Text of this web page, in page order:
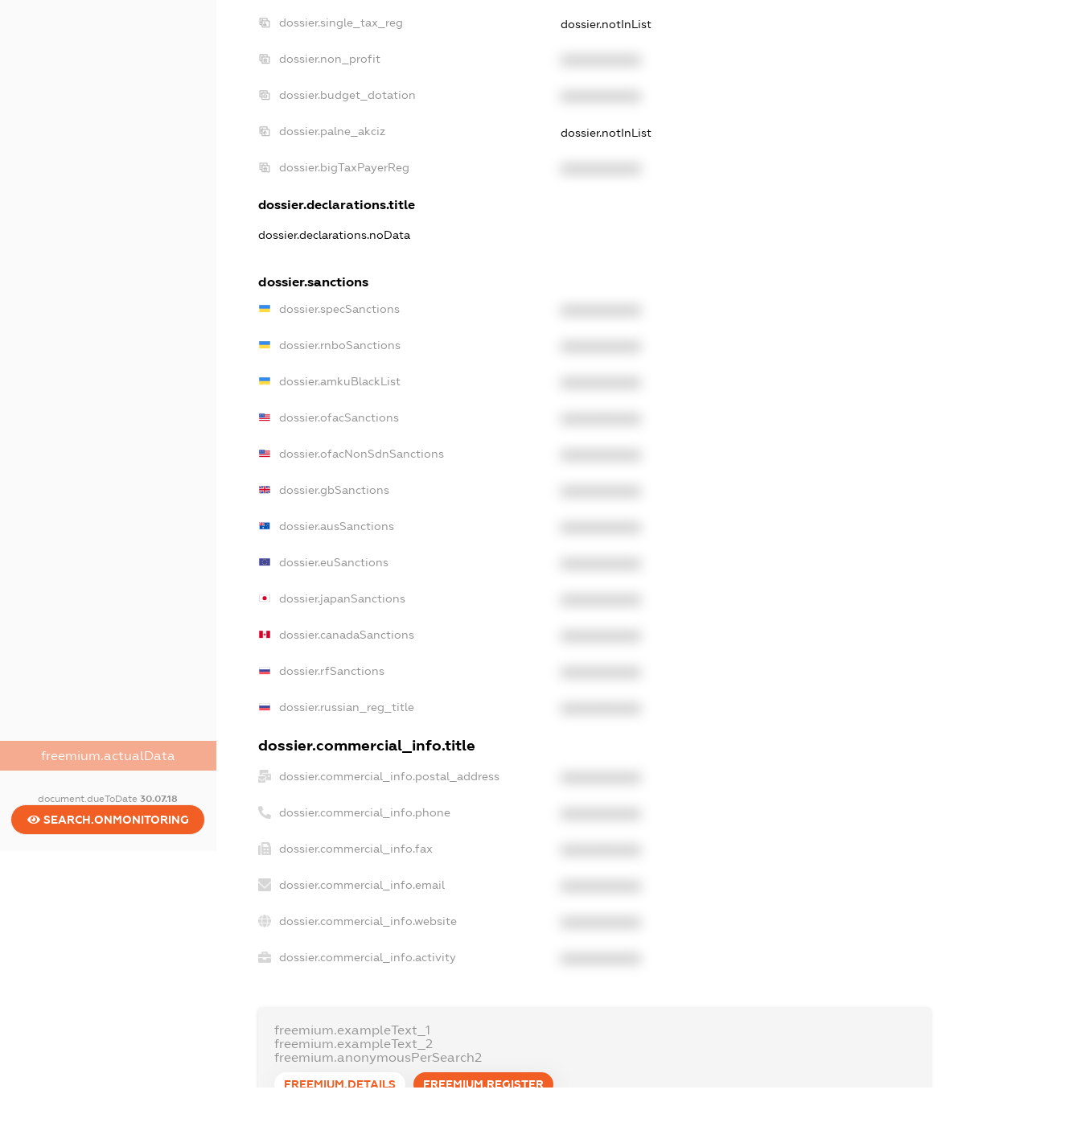
freemium.actualData
document.dueToDate30.07.18
SEARCH.ONMONITORING
dossier.single_tax_reg dossier.notInList
dossier.non_profit
dossier.budget_dotation
dossier.palne_akciz dossier.notInList
dossier.bigTaxPayerReg
dossier.declarations.title
dossier.declarations.noData
dossier.sanctions
dossier.specSanctions
dossier.rnboSanctions
dossier.amkuBlackList
dossier.ofacSanctions
dossier.ofacNonSdnSanctions
dossier.gbSanctions
dossier.ausSanctions
dossier.euSanctions
dossier.japanSanctions
dossier.canadaSanctions
dossier.rfSanctions
dossier.russian_reg_title
dossier.commercial_info.title
dossier.commercial_info.postal_address
dossier.commercial_info.phone
dossier.commercial_info.fax
dossier.commercial_info.email
dossier.commercial_info.website
dossier.commercial_info.activity
freemium.exampleText_1
freemium.exampleText_2
freemium.anonymousPerSearch2
FREEMIUM.DETAILS FREEMIUM.REGISTER